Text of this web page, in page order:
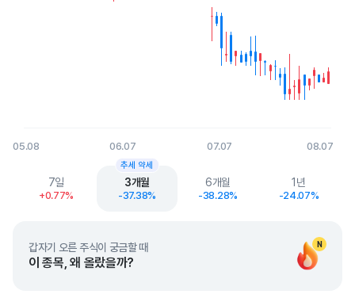
05.08 06.07 07.07 08.07
End of interactive chart.
7일
+0.77%
3개월
-37.38%
추세 약세
6개월
-38.28%
1년
-24.07%
N
갑자기 오른 주식이 궁금할 때
이 종목, 왜 올랐을까?